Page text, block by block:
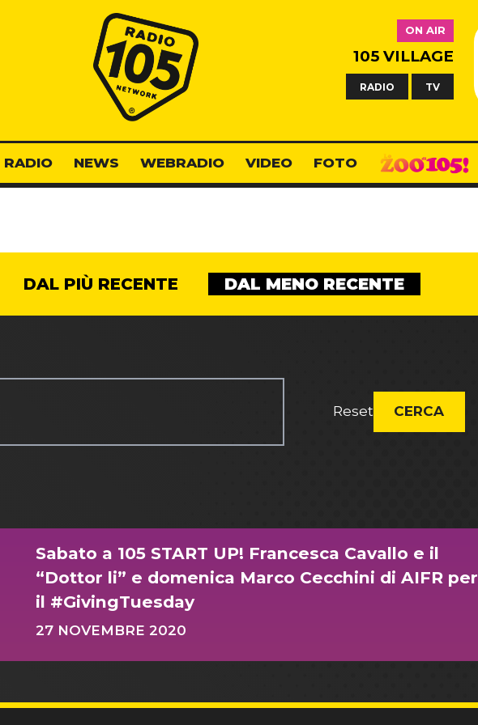
Radio 105
ON AIR
105 VILLAGE
RADIO TV
RADIO NEWS WEBRADIO VIDEO FOTO
DAL PIÙ RECENTE DAL MENO RECENTE
Reset CERCA
Sabato a 105 START UP! Francesca Cavallo e il
“Dottor li” e domenica Marco Cecchini di AIFR per
il #GivingTuesday
27 NOVEMBRE 2020